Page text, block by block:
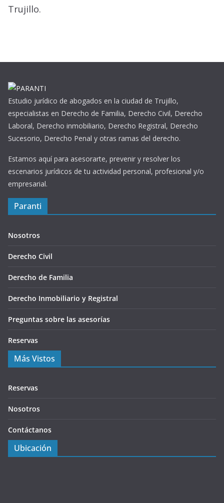
Trujillo.
Estudio jurídico de abogados en la ciudad de Trujillo,
especialistas en Derecho de Familia, Derecho Civil, Derecho
Laboral, Derecho inmobiliario, Derecho Registral, Derecho
Sucesorio, Derecho Penal y otras ramas del derecho.
Estamos aquí para asesorarte, prevenir y resolver los
escenarios jurídicos de tu actividad personal, profesional y/o
empresarial.
Paranti
Nosotros
Derecho Civil
Derecho de Familia
Derecho Inmobiliario y Registral
Preguntas sobre las asesorías
Reservas
Más Vistos
Reservas
Nosotros
Contáctanos
Ubicación